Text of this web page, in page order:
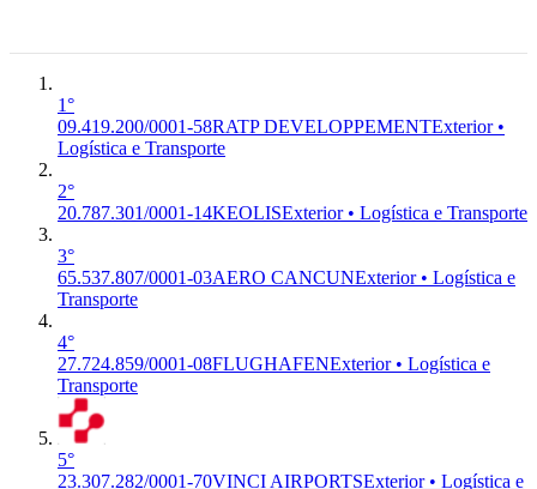
1°
09.419.200/0001-58RATP DEVELOPPEMENTExterior •
Logística e Transporte
2°
20.787.301/0001-14KEOLISExterior • Logística e Transporte
3°
65.537.807/0001-03AERO CANCUNExterior • Logística e
Transporte
4°
27.724.859/0001-08FLUGHAFENExterior • Logística e
Transporte
5°
23.307.282/0001-70VINCI AIRPORTSExterior • Logística e